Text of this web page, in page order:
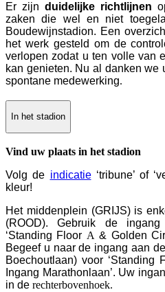
Er zijn duidelijke richtlijnen
zaken die wel en niet
Boudewijnstadion. Een
het werk gesteld om de
verlopen zodat u ten volle van
kan genieten. Nu al danken we
spontane medewerking.
In het stadion
Vind uw plaats in het stadion
Volg de indicatie‘tribune’ of
kleur!
Het middenplein (GRIJS) is
(ROOD). Gebruik de
‘Standing Floor A & Golden
Begeef u naar de ingang aan
Boechoutlaan) voor ‘Standing
Ingang Marathonlaan’. Uw
in de rechterbovenhoek.